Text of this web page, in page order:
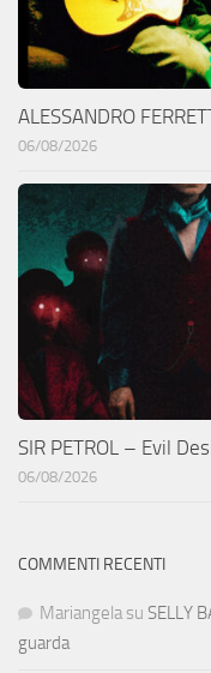
ALESSANDRO
06/08/2026
SIR PETROL – Evil
06/08/2026
COMMENTI RECENTI
Mariangela su SELLY
guarda